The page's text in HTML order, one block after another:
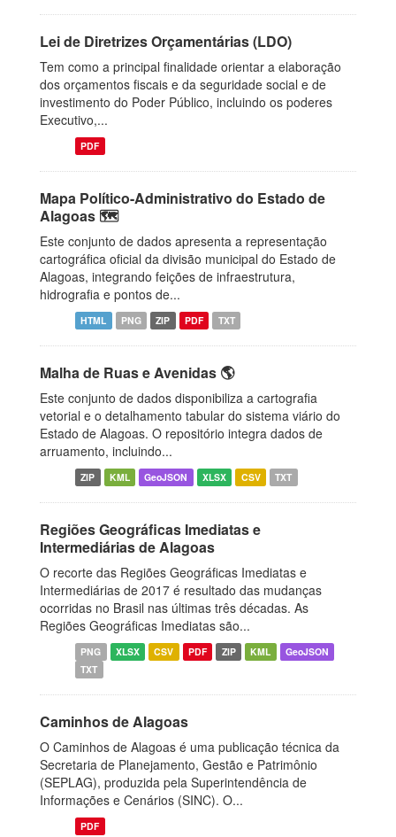
Lei de Diretrizes Orçamentárias (LDO)
Tem como a principal finalidade orientar a elaboração
dos orçamentos fiscais e da seguridade social e de
investimento do Poder Público, incluindo os poderes
Executivo,...
PDF
Mapa Político-Administrativo do Estado de
Alagoas 🗺️
Este conjunto de dados apresenta a representação
cartográfica oficial da divisão municipal do Estado de
Alagoas, integrando feições de infraestrutura,
hidrografia e pontos de...
HTML PNG ZIP PDF TXT
Malha de Ruas e Avenidas 🌎
Este conjunto de dados disponibiliza a cartografia
vetorial e o detalhamento tabular do sistema viário do
Estado de Alagoas. O repositório integra dados de
arruamento, incluindo...
ZIP KML GeoJSON XLSX CSV TXT
Regiões Geográficas Imediatas e
Intermediárias de Alagoas
O recorte das Regiões Geográficas Imediatas e
Intermediárias de 2017 é resultado das mudanças
ocorridas no Brasil nas últimas três décadas. As
Regiões Geográficas Imediatas são...
PNG XLSX CSV PDF ZIP KML
GeoJSON
TXT
Caminhos de Alagoas
O Caminhos de Alagoas é uma publicação técnica da
Secretaria de Planejamento, Gestão e Patrimônio
(SEPLAG), produzida pela Superintendência de
Informações e Cenários (SINC). O...
PDF